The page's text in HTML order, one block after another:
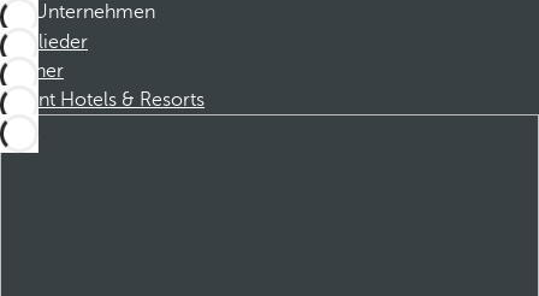
Unternehmen
Mitglieder
Partner
Dorint Hotels & Resorts